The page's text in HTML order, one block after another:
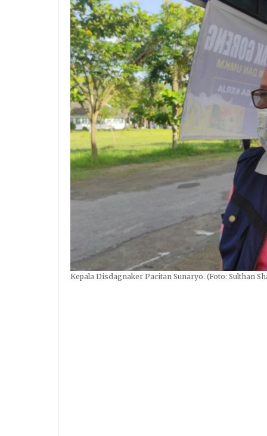
Kepala Disdagnaker Pacitan Sunaryo. (Foto: Sulthan